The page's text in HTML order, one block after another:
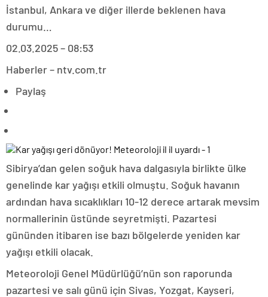
İstanbul, Ankara ve diğer illerde beklenen hava
durumu…
02.03.2025 – 08:53
Haberler – ntv.com.tr
Paylaş
Sibirya’dan gelen soğuk hava dalgasıyla birlikte ülke
genelinde kar yağışı etkili olmuştu. Soğuk havanın
ardından hava sıcaklıkları 10-12 derece artarak mevsim
normallerinin üstünde seyretmişti. Pazartesi
gününden itibaren ise bazı bölgelerde yeniden kar
yağışı etkili olacak.
Meteoroloji Genel Müdürlüğü’nün son raporunda
pazartesi ve salı günü için Sivas, Yozgat, Kayseri,